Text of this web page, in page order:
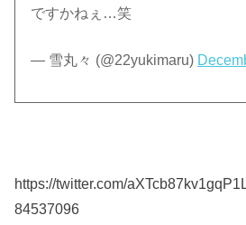
ですかねぇ…笑
— 雪丸々 (@22yukimaru)
https://twitter.com/
84537096